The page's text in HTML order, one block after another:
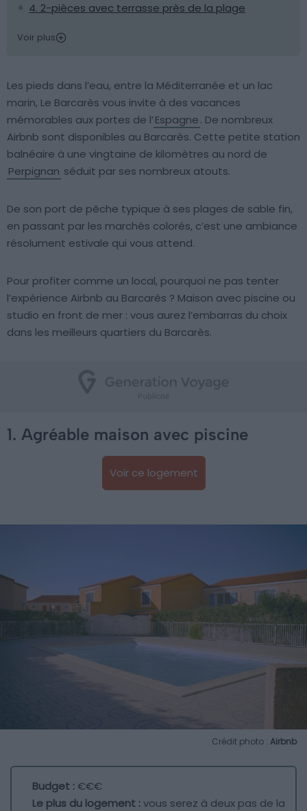
4. 2-pièces avec terrasse près de la plage
Voir plus
Les pieds dans l’eau, entre la Méditerranée et un lac
marin, Le Barcarès vous invite à des vacances
mémorables aux portes de l’Espagne. De nombreux
Airbnb sont disponibles au Barcarès. Cette petite station
balnéaire à une vingtaine de kilomètres au nord de
Perpignan séduit par ses nombreux atouts.
De son port de pêche typique à ses plages de sable fin,
en passant par les marchés colorés, c’est une ambiance
résolument estivale qui vous attend.
Pour profiter comme un local, pourquoi ne pas tenter
l’expérience Airbnb au Barcarès ? Maison avec piscine ou
studio en front de mer : vous aurez l’embarras du choix
dans les meilleurs quartiers du Barcarès.
1. Agréable maison avec piscine
Voir ce logement
Crédit photo : Airbnb
Budget :€€€
Le plus du logement :vous serez à deux pas de la